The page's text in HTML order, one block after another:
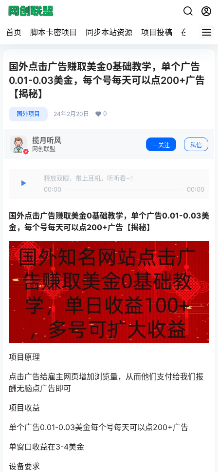
首页 脚本卡密项目 同步本站资源 项目投稿 在线工具
国外点击广告赚取美金0基础教学，单个广告
0.01-0.03美金，每个号每天可以点200+广告
【揭秘】
国外项目 24年2月20日 0
揽月听风
网创联盟
关注 私信
释放双眼，带上耳机，听听看~！
00:00
00:00
国外点击广告赚取美金0基础教学，单个广告0.01-0.03美
金，每个号每天可以点200+广告【揭秘】
项目原理
点击广告给雇主网页增加浏览量，从而他们支付给我们报
酬无脑点广告即可
项目收益
单个广告0.01-0.03美金每个号每天可以点200+广告
单窗口收益在3-4美金
设备要求